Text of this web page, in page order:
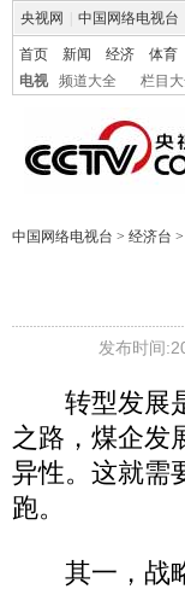
央视网 中国网络电视台
首页 新闻 经济 体育
电视
频道大全 栏目
中国网络电视台 > 经济台 >
发布时间
转型发展是
之路，煤企发
异性。这就需
跑。
其一，战略